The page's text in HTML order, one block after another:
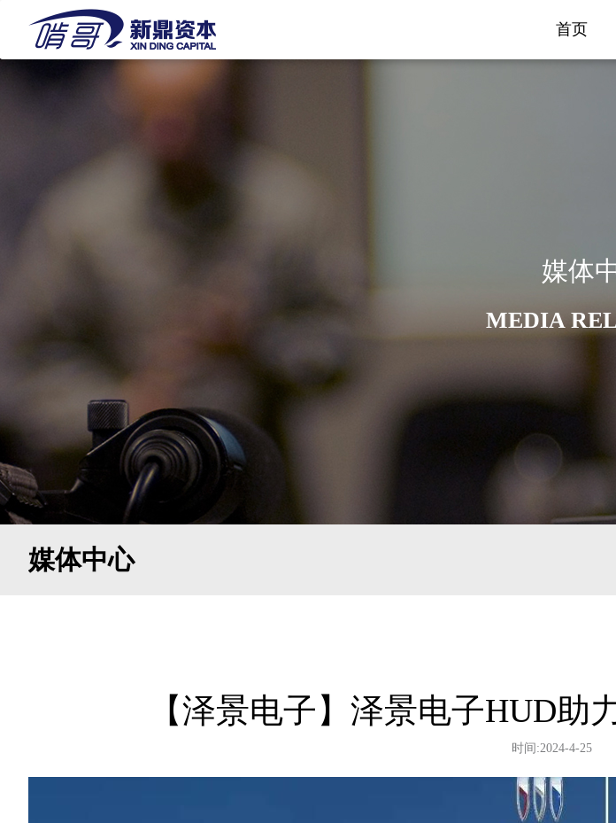
首页
媒体
MEDIA
媒体中心
【泽景电子】泽景电子HUD助
时间:2024-4-25